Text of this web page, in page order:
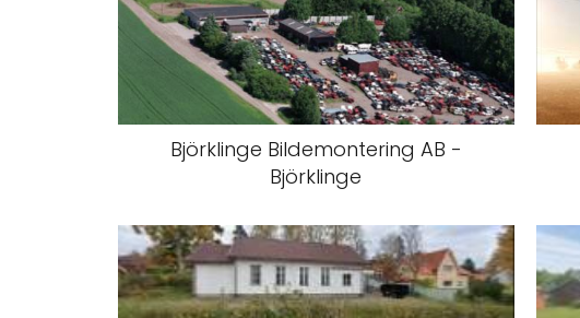
Björklinge Bildemontering AB -
Björklinge